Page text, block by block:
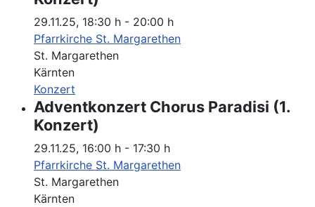
29.11.25, 18:30 h - 20:00 h
Pfarrkirche St. Margarethen
St. Margarethen
Kärnten
Konzert
Adventkonzert Chorus Paradisi (1.
Konzert)
29.11.25, 16:00 h - 17:30 h
Pfarrkirche St. Margarethen
St. Margarethen
Kärnten